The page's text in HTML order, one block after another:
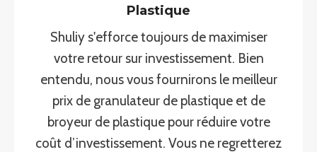
Plastique
Shuliy s'efforce toujours de maximiser
votre retour sur investissement. Bien
entendu, nous vous fournirons le meilleur
prix de granulateur de plastique et de
broyeur de plastique pour réduire votre
coût d’investissement. Vous ne regretterez